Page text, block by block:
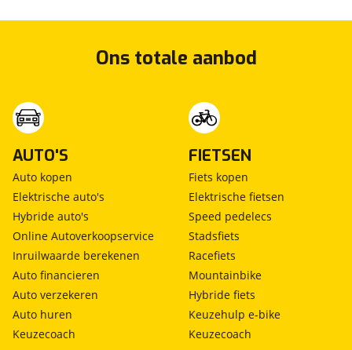
Ons totale aanbod
AUTO'S
Auto kopen
Elektrische auto's
Hybride auto's
Online Autoverkoopservice
Inruilwaarde berekenen
Auto financieren
Auto verzekeren
Auto huren
Keuzecoach
FIETSEN
Fiets kopen
Elektrische fietsen
Speed pedelecs
Stadsfiets
Racefiets
Mountainbike
Hybride fiets
Keuzehulp e-bike
Keuzecoach